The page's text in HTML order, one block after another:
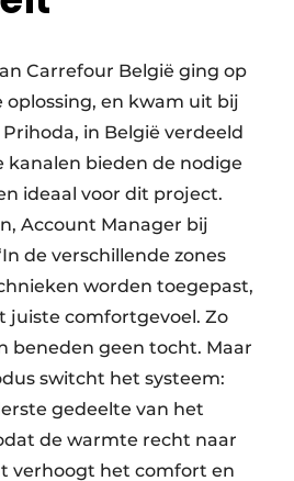
Carrefour België ging op
oplossing, en kwam uit bij
in België verdeeld
kanalen bieden de nodige
ideaal voor dit project.
Account Manager bij
de verschillende zones
worden toegepast,
juiste comfortgevoel. Zo
beneden geen tocht. Maar
switcht het systeem:
gedeelte van het
de warmte recht naar
verhoogt het comfort en